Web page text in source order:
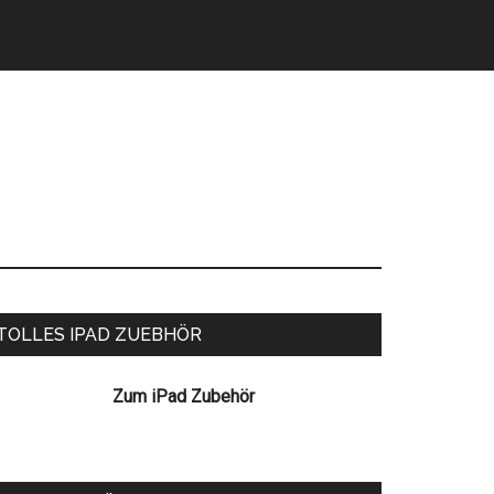
IPAD ZUEBHÖR
Zum iPad Zubehör